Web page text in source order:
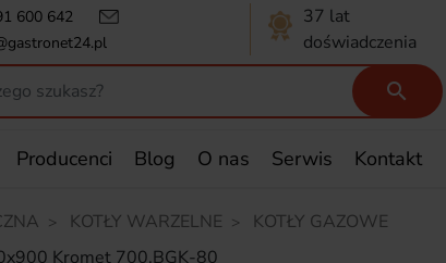
600 642
37 lat
doświadczenia

Producenci Blog O nas Serwis Kontakt
KOTŁY WARZELNE
KOTŁY GAZOWE
Kromet 700.BGK-80